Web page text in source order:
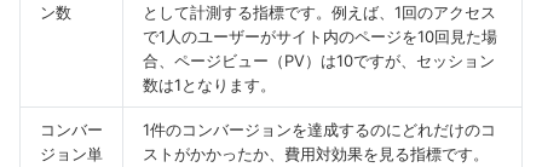
ン数
として計測する指標です。例えば、1回のアクセス
で1人のユーザーがサイト内のページを10回見た場
合、ページビュー（PV）は10ですが、セッション
数は1となります。
コンバー
ジョン単
1件のコンバージョンを達成するのにどれだけのコ
ストがかかったか、費用対効果を見る指標です。